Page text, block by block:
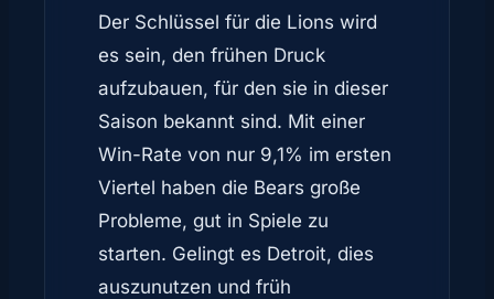
Der Schlüssel für die Lions wird
es sein, den frühen Druck
aufzubauen, für den sie in dieser
Saison bekannt sind. Mit einer
Win-Rate von nur 9,1% im ersten
Viertel haben die Bears große
Probleme, gut in Spiele zu
starten. Gelingt es Detroit, dies
auszunutzen und früh